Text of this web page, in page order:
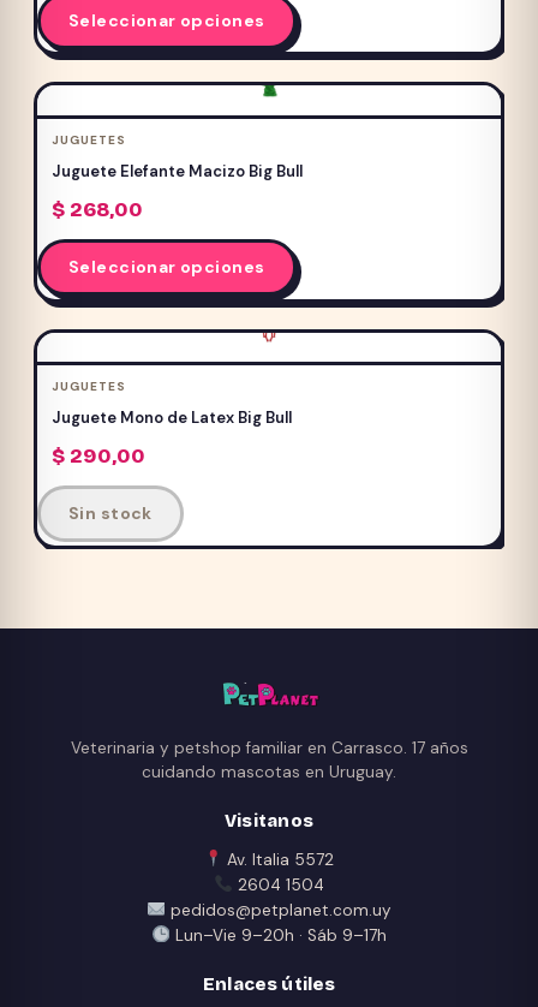
Seleccionar opciones
Este
producto
tiene
variantes.
elegir
en
la
página
JUGUETES
Juguete Elefante Macizo Big Bull
$268,00
Seleccionar opciones
Este
producto
tiene
variantes.
en
JUGUETES
Juguete Mono de Latex Big Bull
$290,00
Sin stock
opciones
pueden
elegir
página
producto
Veterinaria y petshop familiar en Carrasco. 17 años
cuidando mascotas en Uruguay.
Visitanos
Av. Italia 5572
2604 1504
pedidos@petplanet.com.uy
Lun–Vie 9–20h · Sáb 9–17h
Enlaces útiles